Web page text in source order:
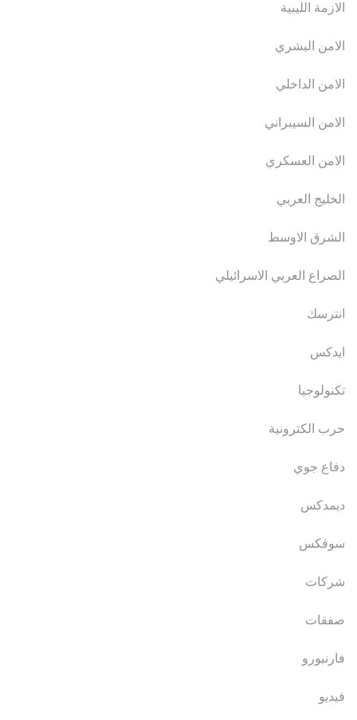
الازمة الليبية
الامن البشري
الامن الداخلي
الامن السيبراني
الامن العسكري
الخليج العربي
الشرق الاوسط
الصراع العربي الاسرائيلي
انترسك
ايدكس
تكنولوجيا
حرب الكترونية
دفاع جوي
ديمدكس
سوفكس
شركات
صفقات
فارنبورو
فيديو